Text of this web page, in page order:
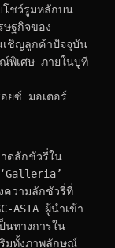
โชว์รูมหลักบน
ษฐกิจของ
เชิญลูกค้าปัจจุบัน
พิเศษ ภายในบูที
ยซ์ มอเตอร์
ดลักชัวรี่ใน
‘Galleria’
ความลักชัวรี่ที่
ASIA ผู้นำเข้า
นทางการใน
มทั้งภาพลักษณ์